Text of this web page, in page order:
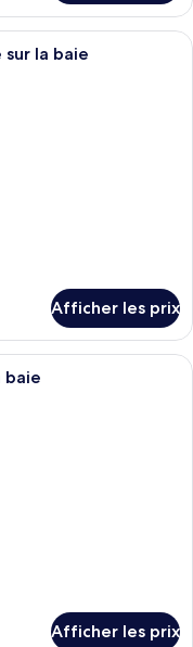
d’hôtel moderne
sur la baie
Afficher les prix
d’hôtel moderne
baie
Afficher les prix